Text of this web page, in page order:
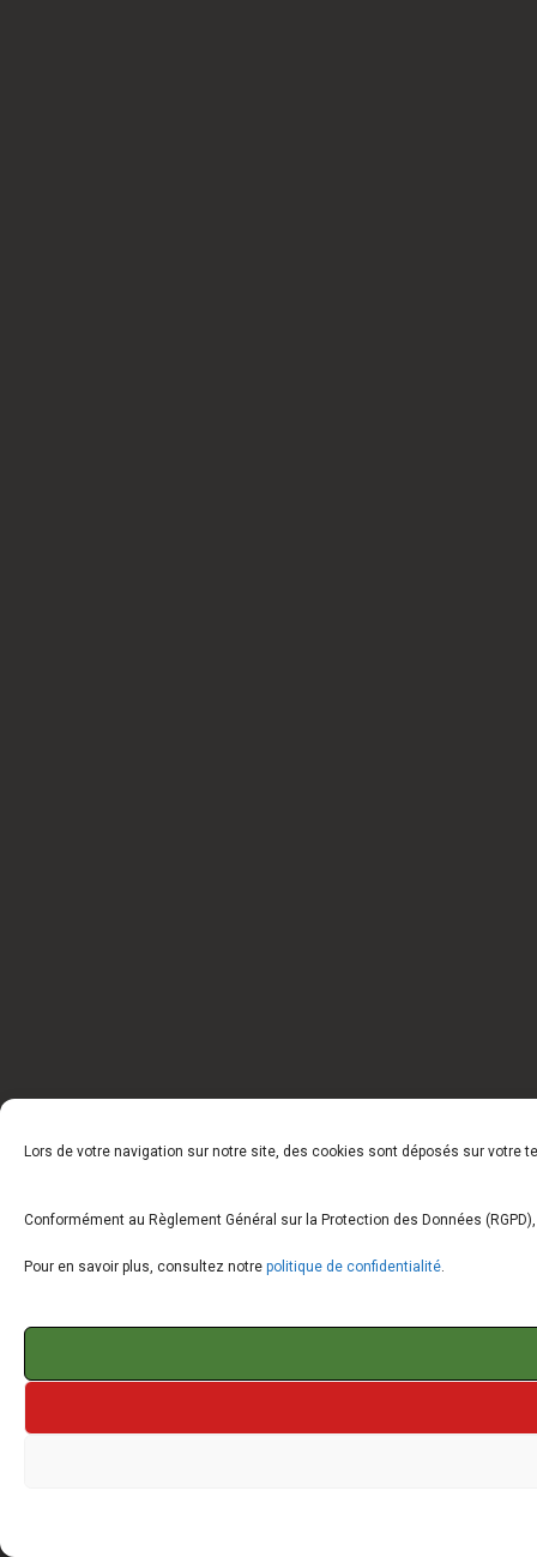
Lors de votre navigation sur notre site, des cookies sont déposés sur votre
Conformément au Règlement Général sur la Protection des Données
Pour en savoir plus, consultez notre politique de confidentialité.